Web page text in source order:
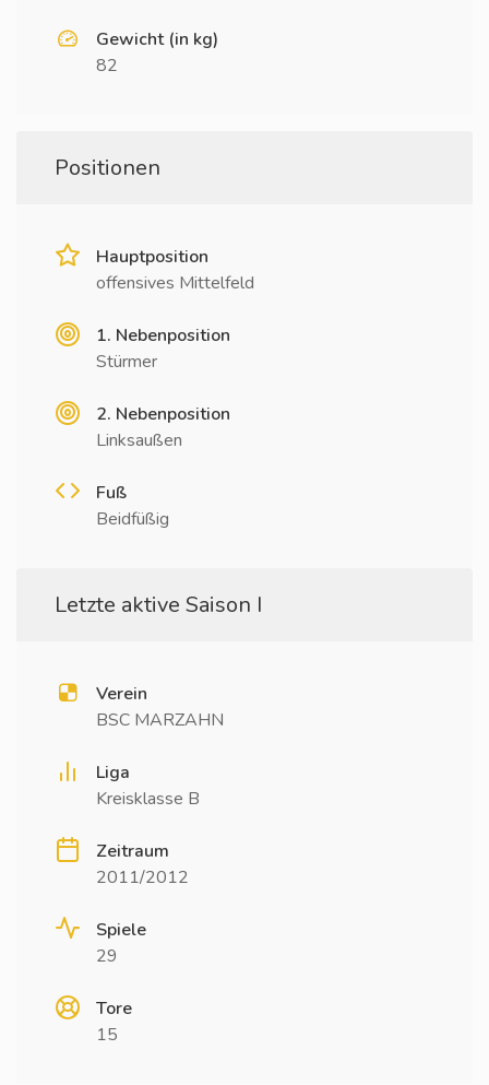
Gewicht (in kg)
82
Positionen
Hauptposition
offensives Mittelfeld
1. Nebenposition
Stürmer
2. Nebenposition
Linksaußen
Fuß
Beidfüßig
Letzte aktive Saison I
Verein
BSC MARZAHN
Liga
Kreisklasse B
Zeitraum
2011/2012
Spiele
29
Tore
15